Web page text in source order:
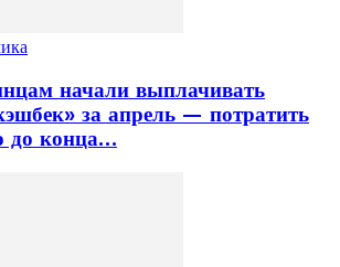
начали выплачивать
за апрель — потратить
до конца…